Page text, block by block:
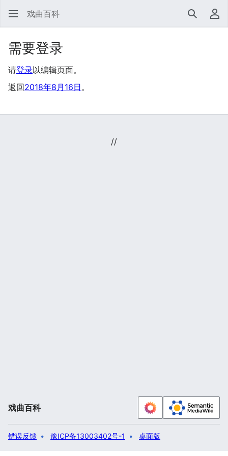
戏曲百科 搜索 用
需要登录
请登录以编辑页面。
返回2018年8月16日。
//
戏曲百科
错误反馈 豫ICP备13003402号-1 桌面版